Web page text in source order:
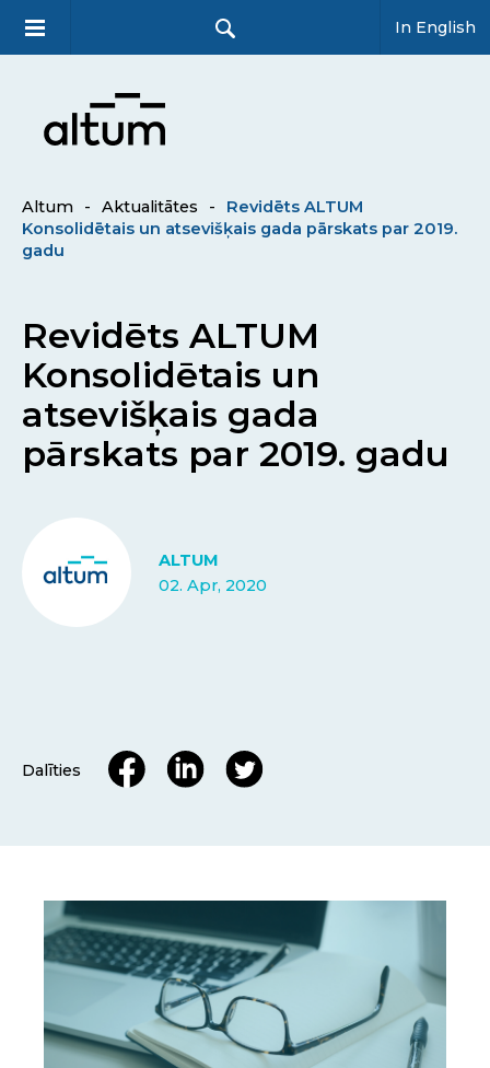
In English
Altum - Aktualitātes -
Revidēts ALTUM
Konsolidētais un atsevišķais gada pārskats par 2019.
gadu
Revidēts ALTUM
Konsolidētais un
atsevišķais gada
pārskats par 2019. gadu
ALTUM
02. Apr, 2020
Dalīties